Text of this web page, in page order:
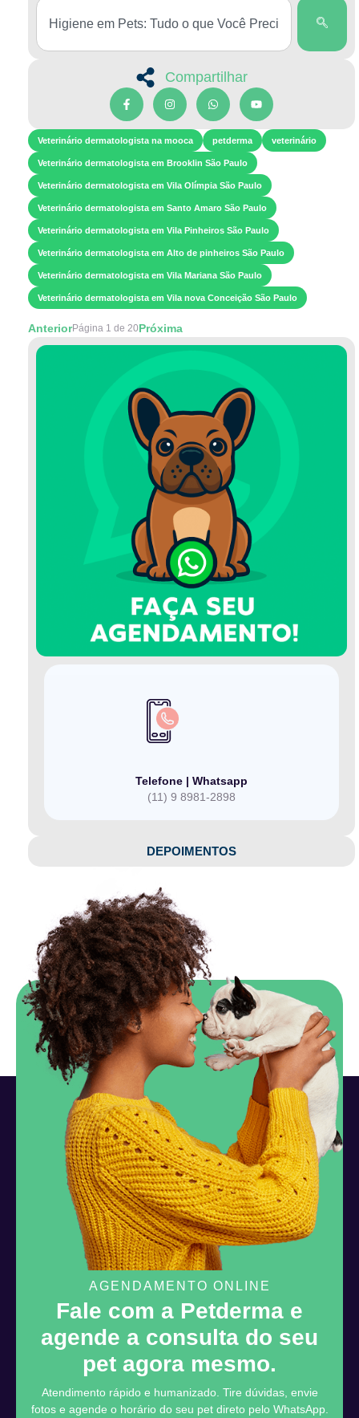
Compartilhar
Veterinário dermatologista na mooca petderma veterinário
Veterinário dermatologista em Brooklin São Paulo
Veterinário dermatologista em Vila Olímpia São Paulo
Veterinário dermatologista em Santo Amaro São Paulo
Veterinário dermatologista em Vila Pinheiros São Paulo
Veterinário dermatologista em Alto de pinheiros São Paulo
Veterinário dermatologista em Vila Mariana São Paulo
Veterinário dermatologista em Vila nova Conceição São Paulo
AnteriorPágina 1 de 20Próxima
Telefone | Whatsapp
(11) 9 8981-2898
DEPOIMENTOS​
AGENDAMENTO ONLINE
Fale com a Petderma e
agende a consulta do seu
pet agora mesmo.
Atendimento rápido e humanizado. Tire dúvidas, envie
fotos e agende o horário do seu pet direto pelo WhatsApp.